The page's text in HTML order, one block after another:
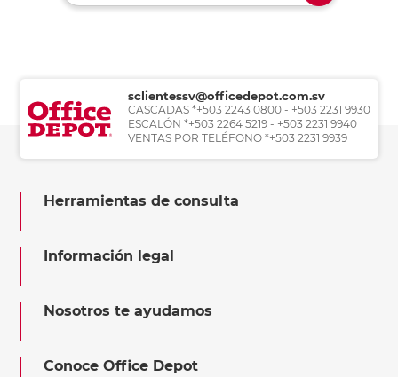
sclientessv@officedepot.com.sv
CASCADAS *+503 2243 0800 - +503 2231 9930
ESCALÓN *+503 2264 5219 - +503 2231 9940
VENTAS POR TELÉFONO *+503 2231 9939
Herramientas de consulta
Información legal
Nosotros te ayudamos
Conoce Office Depot